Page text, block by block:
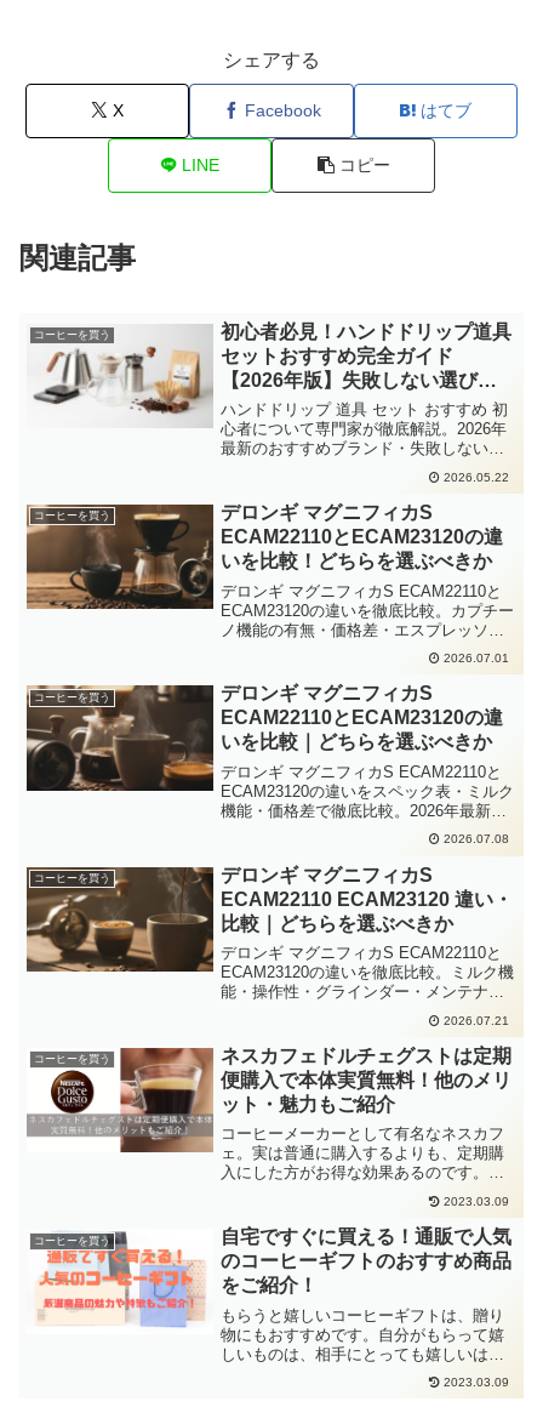
シェアする
X Facebook はてブ
LINE コピー
関連記事
コーヒーを買う
初心者必見！ハンドドリップ道具
セットおすすめ完全ガイド
【2026年版】失敗しない選び方
と厳選ブランド
ハンドドリップ 道具 セット おすすめ 初
心者について専門家が徹底解説。2026年
最新のおすすめブランド・失敗しない選
び方・Amazon楽天の人気商品をまとめま
2026.05.22
コーヒーを買う
デロンギ マグニフィカS
ECAM22110とECAM23120の違
いを比較！どちらを選ぶべきか
デロンギ マグニフィカS ECAM22110と
ECAM23120の違いを徹底比較。カプチー
ノ機能の有無・価格差・エスプレッソ抽
出性能を詳しく解説し、2026年現在どち
らを選ぶべきかを具体的に整理しまし
た。
2026.07.01
コーヒーを買う
デロンギ マグニフィカS
ECAM22110とECAM23120の違
いを比較｜どちらを選ぶべきか
デロンギ マグニフィカS ECAM22110と
ECAM23120の違いをスペック表・ミルク
機能・価格差で徹底比較。2026年最新情
報をもとに、どちらを選ぶべきかを使用
シーン別にわかりやすく解説していま
す。
2026.07.08
コーヒーを買う
デロンギ マグニフィカS
ECAM22110 ECAM23120 違い・
比較｜どちらを選ぶべきか
デロンギ マグニフィカS ECAM22110と
ECAM23120の違いを徹底比較。ミルク機
能・操作性・グラインダー・メンテナン
ス性まで、2026年最新情報をもとに「ど
ちらを選ぶべきか」を具体的なスペック
表と使用シーン別に解説します。
2026.07.21
コーヒーを買う
ネスカフェドルチェグストは定期
便購入で本体実質無料！他のメリ
ット・魅力もご紹介
コーヒーメーカーとして有名なネスカフ
ェ。実は普通に購入するよりも、定期購
入にした方がお得な効果あるのです。そ
の効果とはどんなものがあるのでしょう
か？定期購入にした方がいい5つの理由を
解説していくので参考にしてください。
ネスカフェドルチェグス...
2023.03.09
コーヒーを買う
自宅ですぐに買える！通販で人気
のコーヒーギフトのおすすめ商品
をご紹介！
もらうと嬉しいコーヒーギフトは、贈り
物にもおすすめです。自分がもらって嬉
しいものは、相手にとっても嬉しいはず
です。そんな贈り物にピッタリのコーヒ
ーギフトを、大手ショッピングサイトで
2023.03.09